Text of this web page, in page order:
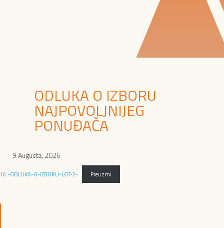
ODLUKA O IZBORU
NAJPOVOLJNIJEG
PONUĐAČA
9 Augusta, 2026
16.-ODLUKA-O-IZBORU-LOT-2- Preuzmi